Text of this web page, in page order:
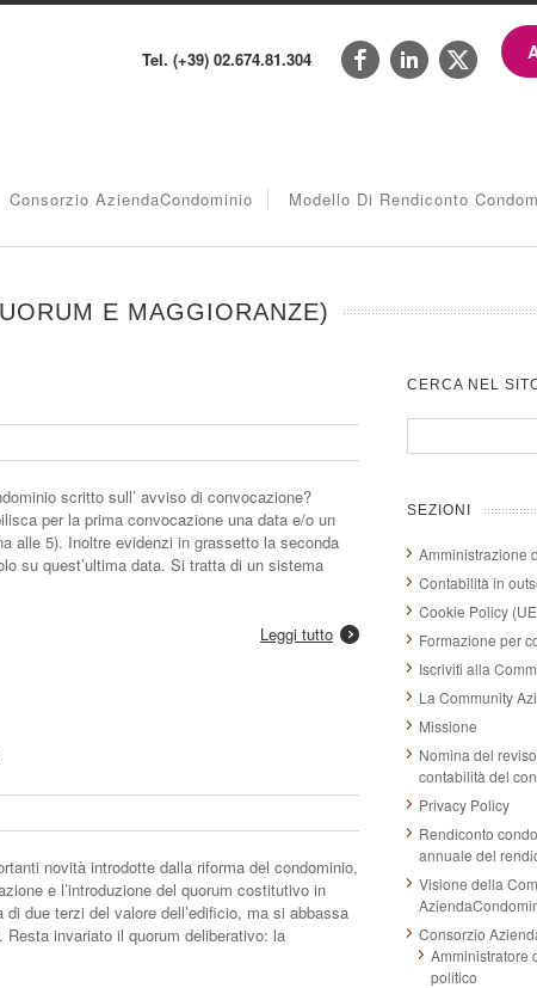
Tel. (+39) 02.674.81.304
Consorzio AziendaCondominio Modello Di Rendiconto
E MAGGIORANZE)
scritto sull’ avviso di convocazione?
per la prima convocazione una data e/o un
alle 5). Inoltre evidenzi in grassetto la seconda
su quest’ultima data. Si tratta di un sistema
Leggi tutto
no­vità introdotte dalla ri­forma del condom­inio,
e l’introduzione del quorum costitutivo in
due terzi del valore dell’edifi­cio, ma si abbassa
inva­riato il quorum deliberativo: la
CERCA NEL
SEZIONI
Amministrazione
Contabilità in
Cookie Policy
Formazione per
Iscriviti alla
La Community
Missione
Nomina del
contabilità del
Privacy Policy
Rendiconto
annuale del
Visione della
Consorzio
Amministratore
politico